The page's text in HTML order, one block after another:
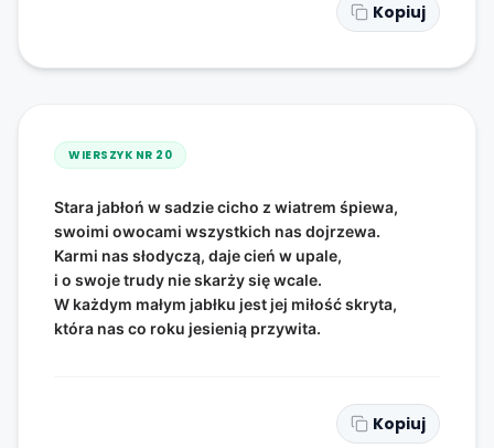
Kopiuj
WIERSZYK NR 20
Stara jabłoń w sadzie cicho z wiatrem śpiewa,
swoimi owocami wszystkich nas dojrzewa.
Karmi nas słodyczą, daje cień w upale,
i o swoje trudy nie skarży się wcale.
W każdym małym jabłku jest jej miłość skryta,
która nas co roku jesienią przywita.
Kopiuj